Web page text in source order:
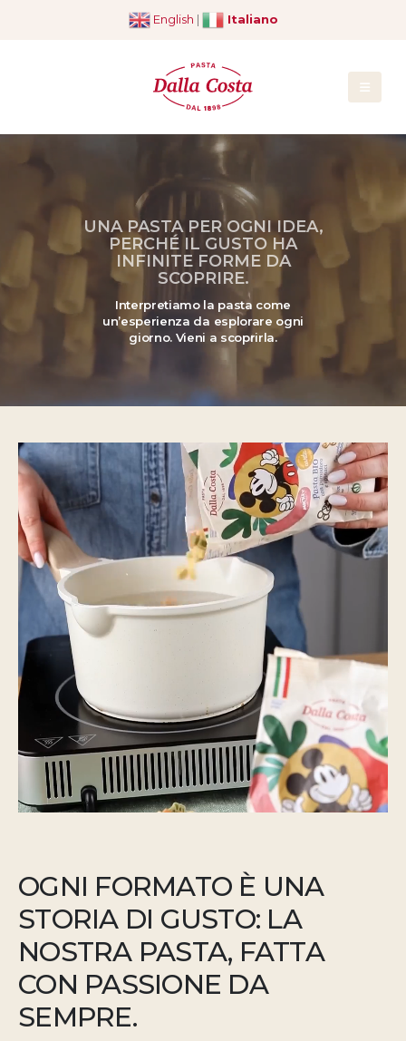
English | Italiano
UNA PASTA PER OGNI IDEA,
PERCHÉ IL GUSTO HA
INFINITE FORME DA
SCOPRIRE.
Interpretiamo la pasta come
un’esperienza da esplorare ogni
giorno. Vieni a scoprirla.
OGNI FORMATO È UNA
STORIA DI GUSTO: LA
NOSTRA PASTA, FATTA
CON PASSIONE DA
SEMPRE.